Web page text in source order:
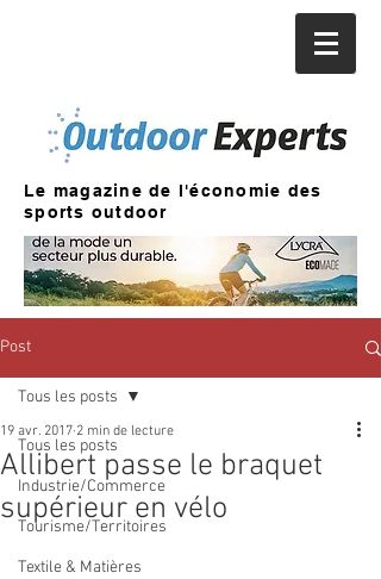
Le magazine de l'économie des
sports outdoor
Post
Tous les posts
Industrie/Commerce
Tourisme/Territoires
Textile & Matières
Tous les posts
Allibert passe le braquet
supérieur en vélo
19 avr. 2017 2 min de lecture